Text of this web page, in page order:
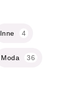
Inne 4
Moda 36